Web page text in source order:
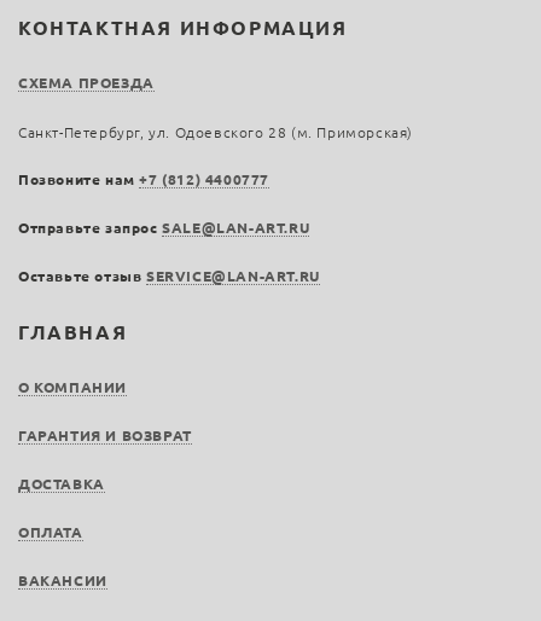
ГЛАВНАЯ
О КОМПАНИИ
ГАРАНТИЯ И ВОЗВРАТ
ДОСТАВКА
ОПЛАТА
ВАКАНСИИ
КОНТАКТНАЯ ИНФОРМАЦИЯ
СХЕМА ПРОЕЗДА
Санкт-Петербург, ул. Одоевского 28 (м. Приморская)
Позвоните нам+7 (812) 4400777
Отправьте запросSALE@LAN-ART.RU
Оставьте отзыв SERVICE@LAN-ART.RU